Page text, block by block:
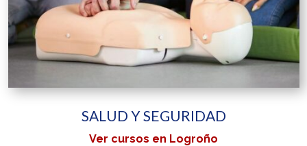
SALUD Y SEGURIDAD
Ver cursos en Logroño